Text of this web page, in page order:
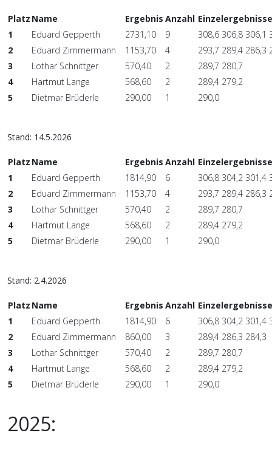
Platz Name Ergebnis Anzahl Einzelergebnisse
1
Eduard Gepperth 2731,10 9
308,6 306,8 306,1
2
Eduard Zimmermann 1153,70 4
293,7 289,4 286,3
3
Lothar Schnittger 570,40 2
289,7 280,7
4
Hartmut Lange 568,60 2
289,4 279,2
5
Dietmar Brüderle 290,00 1 290,0
Stand: 14.5.2026
Platz Name Ergebnis Anzahl Einzelergebnisse
1
Eduard Gepperth 1814,90 6
306,8 304,2 301,4
2
Eduard Zimmermann 1153,70 4
293,7 289,4 286,3
3
Lothar Schnittger 570,40 2
289,7 280,7
4
Hartmut Lange 568,60 2
289,4 279,2
5
Dietmar Brüderle 290,00 1 290,0
Stand: 2.4.2026
Platz Name Ergebnis Anzahl Einzelergebnisse
1
Eduard Gepperth 1814,90 6
306,8 304,2 301,4
2
Eduard Zimmermann 860,00 3
289,4 286,3 284,3
3
Lothar Schnittger 570,40 2
289,7 280,7
4
Hartmut Lange 568,60 2
289,4 279,2
5
Dietmar Brüderle 290,00 1 290,0
2025: